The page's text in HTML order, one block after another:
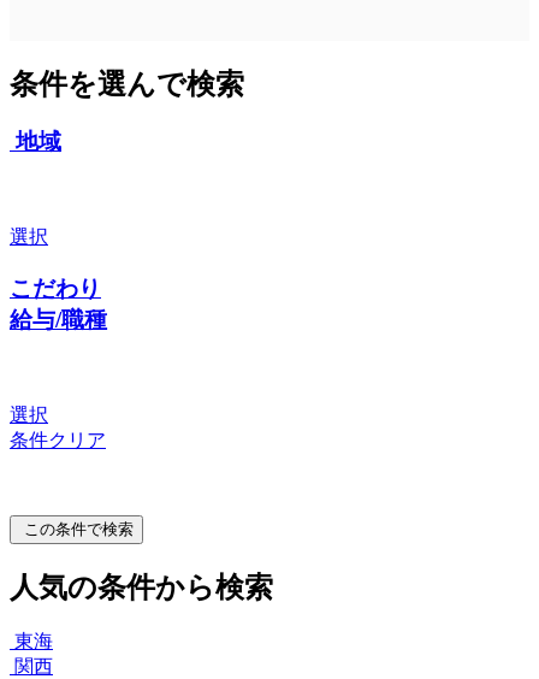
条件を選んで検索
地域
選択
こだわり
給与/職種
選択
条件クリア
この条件で検索
人気の条件から検索
東海
関西